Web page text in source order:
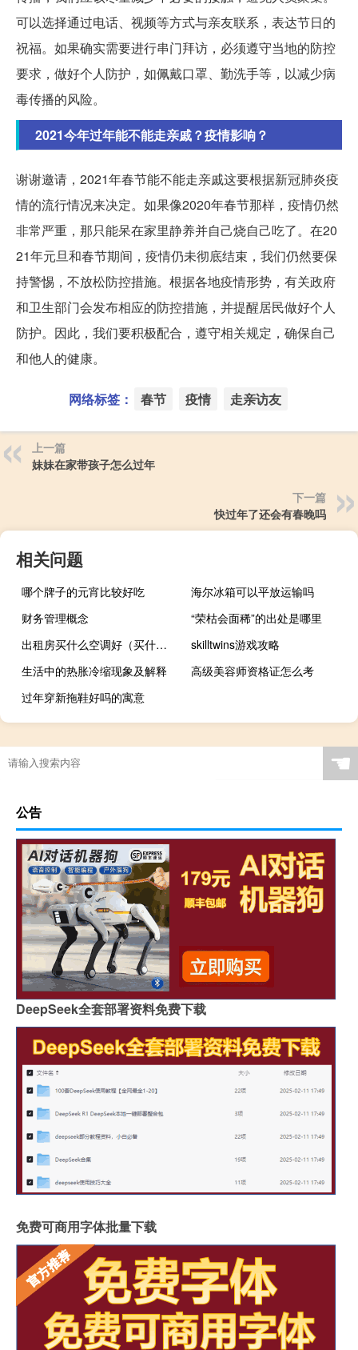
可以选择通过电话、视频等方式与亲友联系，表达节日的
祝福。如果确实需要进行串门拜访，必须遵守当地的防控
要求，做好个人防护，如佩戴口罩、勤洗手等，以减少病
毒传播的风险。
2021今年过年能不能走亲戚？疫情影响？
谢谢邀请，2021年春节能不能走亲戚这要根据新冠肺炎疫
情的流行情况来决定。如果像2020年春节那样，疫情仍然
非常严重，那只能呆在家里静养并自己烧自己吃了。在20
21年元旦和春节期间，疫情仍未彻底结束，我们仍然要保
持警惕，不放松防控措施。根据各地疫情形势，有关政府
和卫生部门会发布相应的防控措施，并提醒居民做好个人
防护。因此，我们要积极配合，遵守相关规定，确保自己
和他人的健康。
网络标签： 春节 疫情 走亲访友
上一篇
妹妹在家带孩子怎么过年
下一篇
快过年了还会有春晚吗
相关问题
哪个牌子的元宵比较好吃
海尔冰箱可以平放运输吗
财务管理概念
“荣枯会面稀”的出处是哪里
出租房买什么空调好（买什么空调好）
skilltwins游戏攻略
生活中的热胀冷缩现象及解释
高级美容师资格证怎么考
过年穿新拖鞋好吗的寓意
☚
公告
DeepSeek全套部署资料免费下载
免费可商用字体批量下载